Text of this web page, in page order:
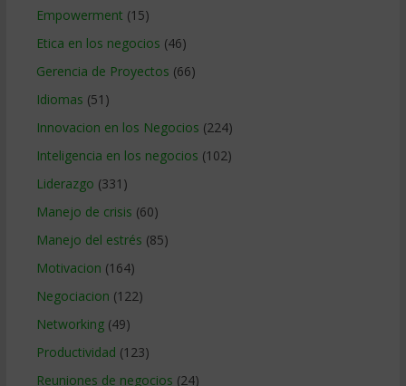
Empowerment (15)
Etica en los negocios (46)
Gerencia de Proyectos (66)
Idiomas (51)
Innovacion en los Negocios (224)
Inteligencia en los negocios (102)
Liderazgo (331)
Manejo de crisis (60)
Manejo del estrés (85)
Motivacion (164)
Negociacion (122)
Networking(49)
Productividad (123)
Reuniones de negocios (24)